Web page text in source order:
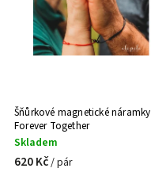
Šňůrkové magnetické náramky
Forever Together
Skladem
620 Kč/ pár